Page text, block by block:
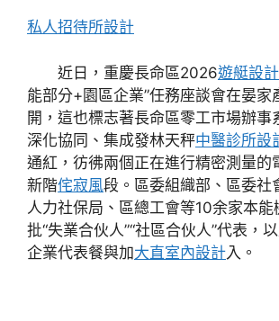
私人招待所設計
近日，重慶長命區2026遊艇設計
能部分+園區企業”任務座談會在晏家
開，這也標志著長命區零工市場辦事
深化協同、集成發林天秤中醫診所設
通紅，彷彿兩個正在進行精密測量的
新階侘寂風段。區委組織部、區委社
人力社保局、區總工會等10余家本
批“失業合伙人”“社區合伙人”代表，
企業代表餐與加大直室內設計入。